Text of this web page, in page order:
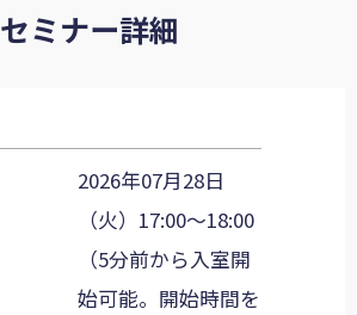
セミナー詳細
2026年07月28日
（火）17:00～18:00
（5分前から入室開
始可能。開始時間を